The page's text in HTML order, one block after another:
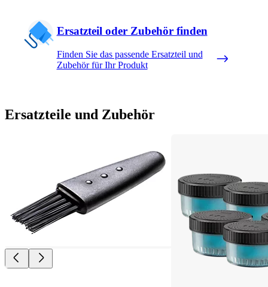
Ersatzteil oder Zubehör finden
Finden Sie das passende Ersatzteil und
Zubehör für Ihr Produkt
Ersatzteile und Zubehör